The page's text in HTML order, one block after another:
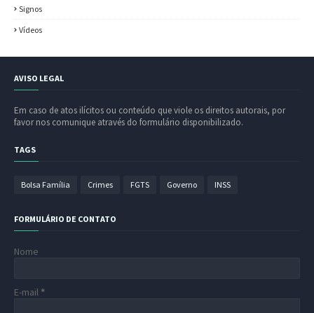
Signos
Vídeos
AVISO LEGAL
Em caso de atos ilícitos ou conteúdo que viole os direitos autorais, por
favor nos comunique através do formulário disponibilizado.
TAGS
Bolsa Família Crimes FGTS Governo INSS
FORMULÁRIO DE CONTATO
Nome
E-mail *